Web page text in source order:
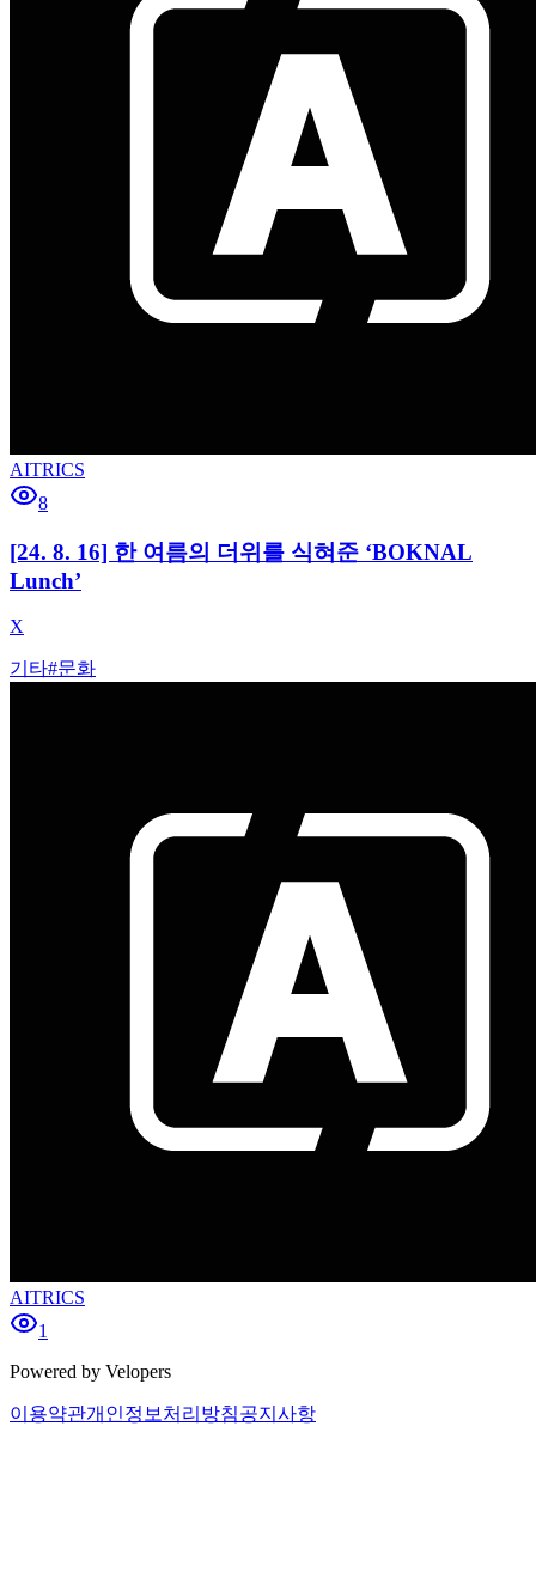
AITRICS
8
[24. 8. 16] 한 여름의 더위를 식혀준 ‘BOKNAL
Lunch’
X
기타#문화
AITRICS
1
Powered by Velopers
이용약관개인정보처리방침공지사항